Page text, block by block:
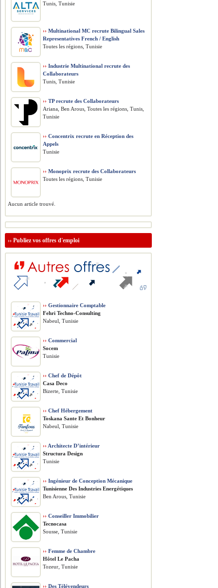
Tunis, Tunisie
›› Multinational MC recrute Bilingual Sales
Representatives French / English
Toutes les régions, Tunisie
›› Industrie Multinational recrute des
Collaborateurs
Tunis, Tunisie
›› TP recrute des Collaborateurs
Ariana, Ben Arous, Toutes les régions, Tunis,
Tunisie
›› Concentrix recrute en Réception des
Appels
Tunisie
›› Monoprix recrute des Collaborateurs
Toutes les régions, Tunisie
Aucun article trouvé.
››Publiez vos offres d'emploi
›› Gestionnaire Comptable
Fehri Techno-Consulting
Nabeul, Tunisie
›› Commercial
Socem
Tunisie
›› Chef de Dépôt
Casa Deco
Bizerte, Tunisie
›› Chef Hébergement
Toskana Sante Et Bonheur
Nabeul, Tunisie
›› Architecte D’intérieur
Structura Design
Tunisie
›› Ingénieur de Conception Mécanique
Tunisienne Des Industries Energétiques
Ben Arous, Tunisie
›› Conseiller Immobilier
Tecnocasa
Sousse, Tunisie
›› Femme de Chambre
Hôtel Le Pacha
Tozeur, Tunisie
›› Des Télévendeurs